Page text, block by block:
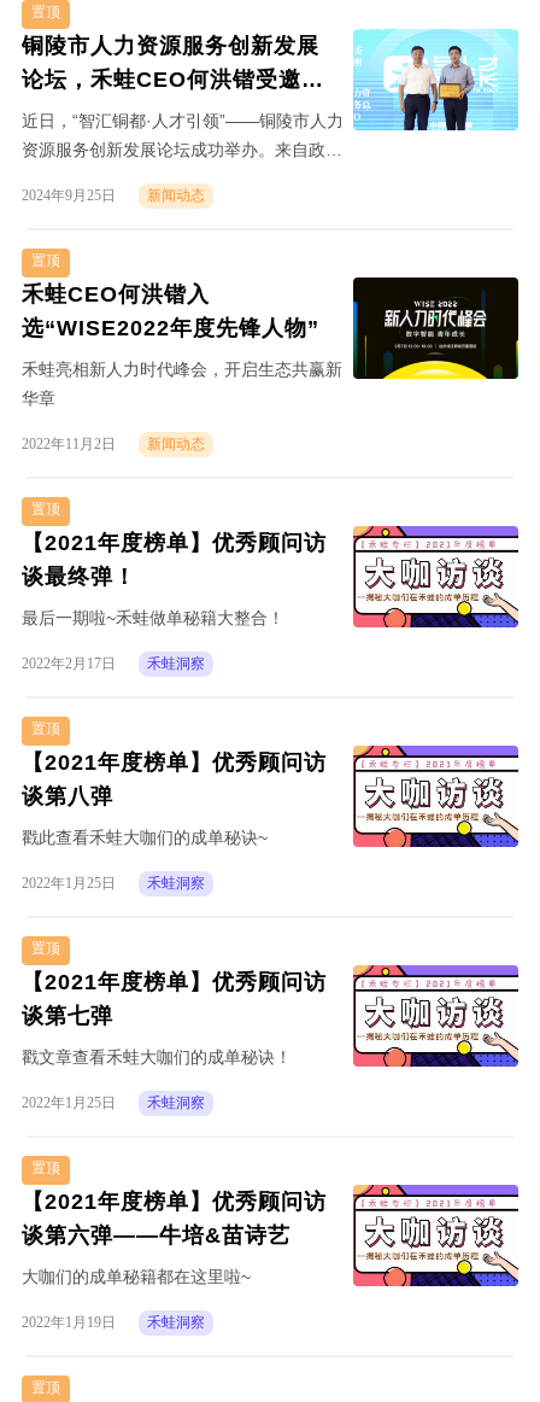
置顶
铜陵市人力资源服务创新发展
论坛，禾蛙CEO何洪锴受邀出
席并参与行业对话
近日，“智汇铜都·人才引领”——铜陵市人力
资源服务创新发展论坛成功举办。来自政府/
负责人、企业嘉宾代表等参加活动。禾蛙
活动，共话人力资源服务领域的实践与经
验。
2024年9月25日 新闻动态
置顶
禾蛙CEO何洪锴入
选“WISE2022年度先锋人物”
禾蛙亮相新人力时代峰会，开启生态共赢新
华章
2022年11月2日 新闻动态
置顶
【2021年度榜单】优秀顾问访
谈最终弹！
最后一期啦~禾蛙做单秘籍大整合！
2022年2月17日 禾蛙洞察
置顶
【2021年度榜单】优秀顾问访
谈第八弹
戳此查看禾蛙大咖们的成单秘诀~
2022年1月25日 禾蛙洞察
置顶
【2021年度榜单】优秀顾问访
谈第七弹
戳文章查看禾蛙大咖们的成单秘诀！
2022年1月25日 禾蛙洞察
置顶
【2021年度榜单】优秀顾问访
谈第六弹——牛培&苗诗艺
大咖们的成单秘籍都在这里啦~
2022年1月19日 禾蛙洞察
置顶